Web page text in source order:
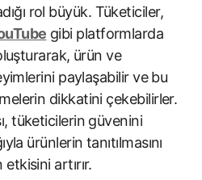
rol büyük. Tüketiciler,
gibi platformlarda
ürün ve
paylaşabilir ve bu
dikkatini çekebilirler.
tüketicilerin güvenini
ürünlerin tanıtılmasını
artırır.